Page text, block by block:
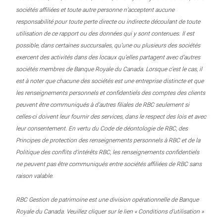
sociétés affiliées et toute autre personne n’acceptent aucune
responsabilité pour toute perte directe ou indirecte découlant de toute
utilisation de ce rapport ou des données qui y sont contenues. Il est
possible, dans certaines succursales, qu’une ou plusieurs des sociétés
exercent des activités dans des locaux qu’elles partagent avec d’autres
sociétés membres de Banque Royale du Canada. Lorsque c’est le cas, il
est à noter que chacune des sociétés est une entreprise distincte et que
les renseignements personnels et confidentiels des comptes des clients
peuvent être communiqués à d’autres filiales de RBC seulement si
celles-ci doivent leur fournir des services, dans le respect des lois et avec
leur consentement. En vertu du Code de déontologie de RBC, des
Principes de protection des renseignements personnels à RBC et de la
Politique des conflits d’intérêts RBC, les renseignements confidentiels
ne peuvent pas être communiqués entre sociétés affiliées de RBC sans
raison valable.
RBC Gestion de patrimoine est une division opérationnelle de Banque
Royale du Canada. Veuillez cliquer sur le lien « Conditions d’utilisation »